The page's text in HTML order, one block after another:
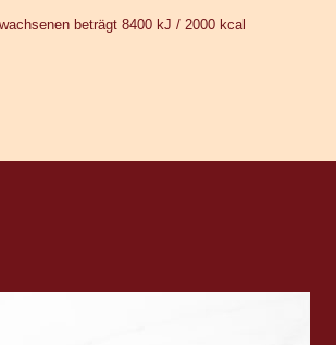
beträgt 8400 kJ / 2000 kcal